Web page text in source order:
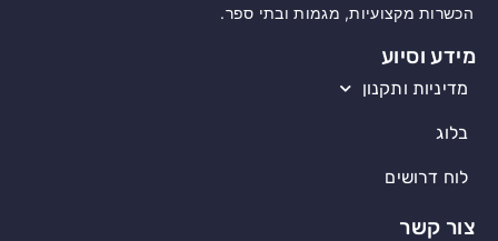
הכשרות מקצועיות, מגמות ובתי ספר.
מידע וסיוע
מדיניות ותקנון
בלוג
לוח דרושים
צור קשר